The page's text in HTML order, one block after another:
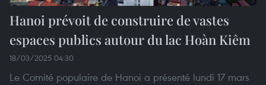
Hanoi prévoit de construire de vastes
espaces publics autour du lac Hoàn Kiêm
18/03/2025 04:30
Le Comité populaire de Hanoi a présenté lundi 17 mars